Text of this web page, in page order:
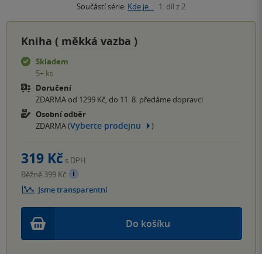
Součástí série: Kde je... 1. díl z 2
Kniha ( měkká vazba )
Skladem
5+ ks
Doručení
ZDARMA od 1299 Kč, do 11. 8. předáme dopravci
Osobní odběr
ZDARMA (Vyberte prodejnu )
Do košíku
319 Kč s DPH
Běžně 399 Kč
Jsme transparentní